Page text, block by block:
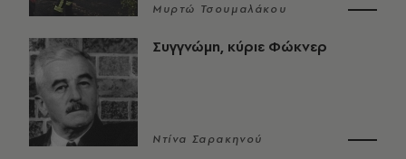
Μυρτώ Τσουμαλάκου
Συγγνώμη, κύριε Φώκνερ
Ντίνα Σαρακηνού